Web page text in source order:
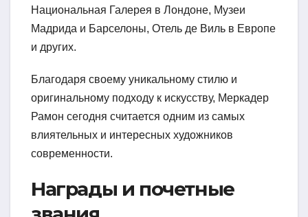
Национальная Галерея в Лондоне, Музеи
Мадрида и Барселоны, Отель де Виль в Европе
и других.
Благодаря своему уникальному стилю и
оригинальному подходу к искусству, Меркадер
Рамон сегодня считается одним из самых
влиятельных и интересных художников
современности.
Награды и почетные